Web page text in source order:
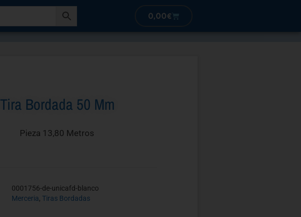
0,00€
Tira Bordada 50 Mm
Pieza 13,80 Metros
0001756-de-unicafd-blanco
Merceria, Tiras Bordadas